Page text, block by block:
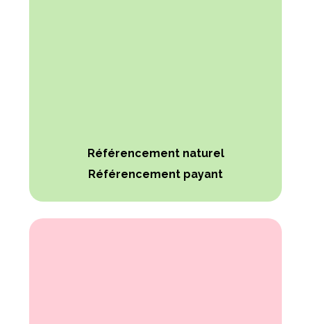
Référencement naturel
Référencement payant